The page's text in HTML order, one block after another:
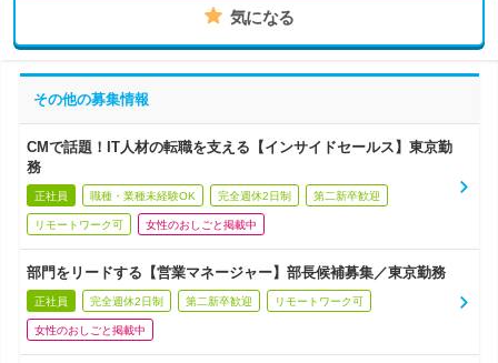
気になる
その他の募集情報
CMで話題！IT人材の転職を支える【インサイドセールス】東京勤
務
正社員 職種・業種未経験OK 完全週休2日制 第二新卒歓迎
リモートワーク可 女性のおしごと掲載中
部門をリードする【営業マネージャー】部長候補募集／東京勤務
正社員 完全週休2日制 第二新卒歓迎 リモートワーク可
女性のおしごと掲載中